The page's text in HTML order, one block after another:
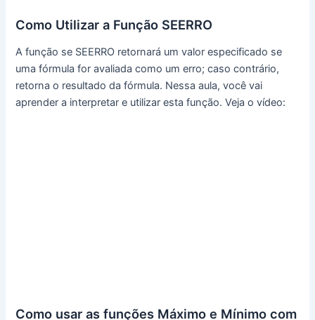
Como Utilizar a Função SEERRO
A função se SEERRO retornará um valor especificado se
uma fórmula for avaliada como um erro; caso contrário,
retorna o resultado da fórmula. Nessa aula, você vai
aprender a interpretar e utilizar esta função. Veja o vídeo:
Como usar as funções Máximo e Mínimo com